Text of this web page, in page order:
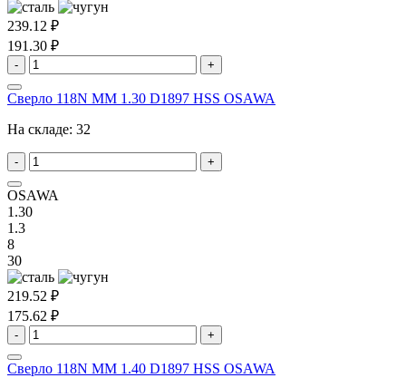
239.12 ₽
191.30 ₽
- +
Сверло 118N MM 1.30 D1897 HSS OSAWA
На складе: 32
- +
OSAWA
1.30
1.3
8
30
219.52 ₽
175.62 ₽
- +
Сверло 118N MM 1.40 D1897 HSS OSAWA